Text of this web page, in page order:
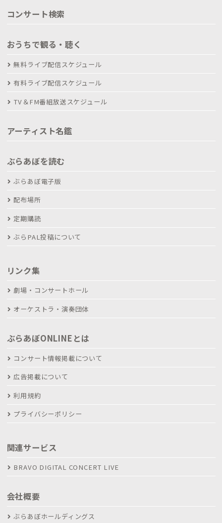
コンサート検索
おうちで観る・聴く
無料ライブ配信スケジュール
有料ライブ配信スケジュール
TV＆FM番組放送スケジュール
アーティスト名鑑
ぶらあぼを読む
ぶらあぼ電子版
配布場所
定期購読
ぶらPAL投稿について
リンク集
劇場・コンサートホール
オーケストラ・演奏団体
ぶらあぼONLINEとは
コンサート情報掲載について
広告掲載について
利用規約
プライバシーポリシー
関連サービス
BRAVO DIGITAL CONCERT LIVE
会社概要
ぶらあぼホールディングス